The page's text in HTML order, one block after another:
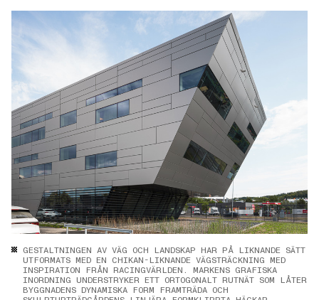
GESTALTNINGEN AV VÄG OCH LANDSKAP HAR PÅ LIKNANDE SÄTT
UTFORMATS MED EN CHIKAN-LIKNANDE VÄGSTRÄCKNING MED
INSPIRATION FRÅN RACINGVÄRLDEN. MARKENS GRAFISKA
INORDNING UNDERSTRYKER ETT ORTOGONALT RUTNÄT SOM LÅTER
BYGGNADENS DYNAMISKA FORM FRAMTRÄDA OCH